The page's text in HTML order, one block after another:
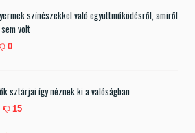
színészekkel való együttműködésről, amiről
volt
0
sztárjai így néznek ki a valóságban
15